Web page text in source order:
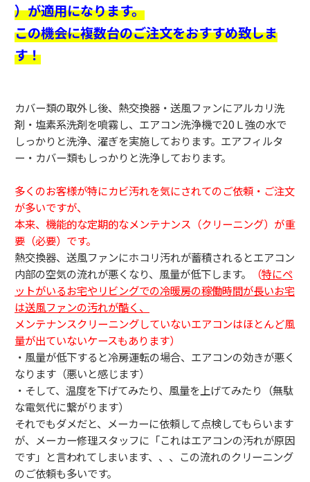
）が適用になります。
この機会に複数台のご注文をおすすめ致しま
す！
カバー類の取外し後、熱交換器・送風ファンにアルカリ洗
剤・塩素系洗剤を噴霧し、エアコン洗浄機で20Ｌ強の水で
しっかりと洗浄、濯ぎを実施しております。 エアフィルタ
ー・カバー類もしっかりと洗浄しております。
多くのお客様が特にカビ汚れを気にされてのご依頼・ご注文
が多いですが、
本来、機能的な定期的なメンテナンス（クリーニング）が重
要（必要）です。
熱交換器、送風ファンにホコリ汚れが蓄積されるとエアコン
内部の空気の流れが悪くなり、風量が低下します。
（特にペ
ットがいるお宅やリビングでの冷暖房の稼働時間が長いお宅
は送風ファンの汚れが酷く、
メンテナンスクリーニングしていないエアコンはほとんど風
量が出ていないケースもあります）
・風量が低下すると冷房運転の場合、エアコンの効きが悪く
なります（悪いと感じます）
・そして、温度を下げてみたり、風量を上げてみたり（無駄
な電気代に繋がります）
それでもダメだと、メーカーに依頼して点検してもらいます
が、メーカー修理スタッフに「これはエアコンの汚れが原因
です」と言われてしまいます、、、この流れのクリーニング
のご依頼も多いです。